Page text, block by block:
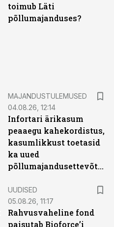
toimub Läti
põllumajanduses?
MAJANDUSTULEMUSED
04.08.26, 12:14
Infortari ärikasum
peaaegu kahekordistus,
kasumlikkust toetasid
ka uued
põllumajandusettevõtted
UUDISED
05.08.26, 11:17
Rahvusvaheline fond
paisutab Bioforce’i